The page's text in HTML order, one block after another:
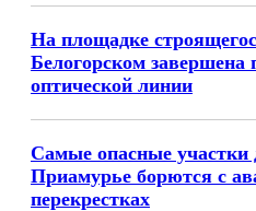
На площадке
Белогорском завершена
оптической линии
Самые опасные участки
Приамурье борются с
перекрестках